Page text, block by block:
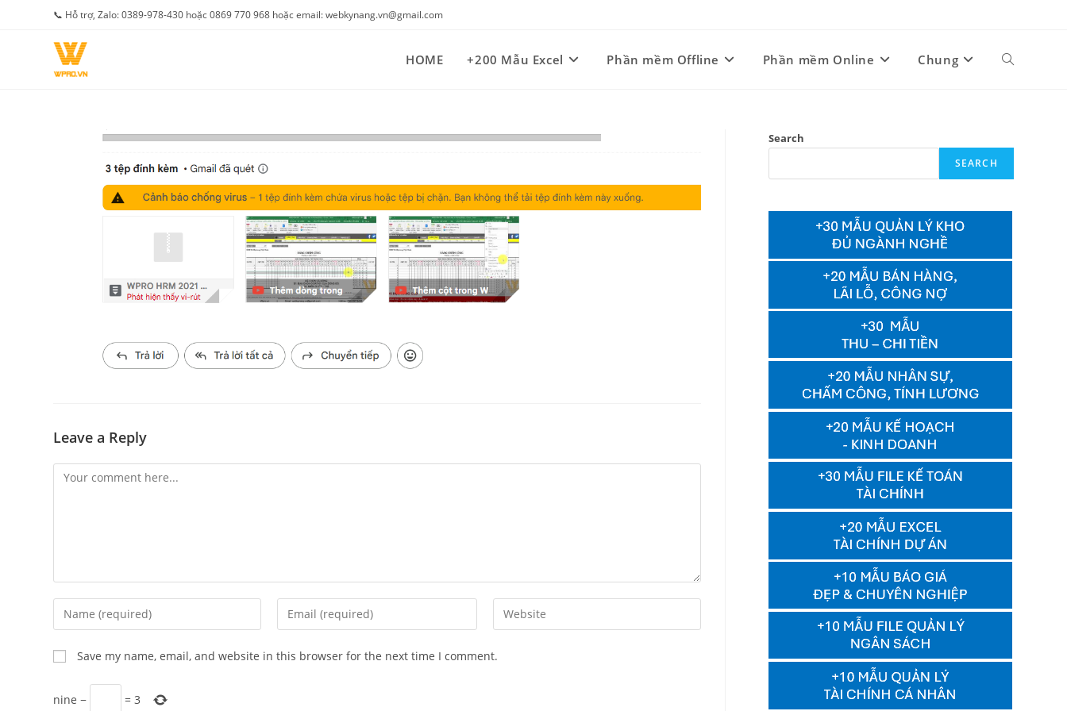
📞 Hỗ trợ, Zalo: 0389-978-430 hoặc 0869 770 968 hoặc email: webkynang.vn@gmail.com
HOME +200 Mẫu Excel Phần mềm Offline Phần mềm Online Chung Toggle
search
Leave a Reply
Comment
Enter
your
name
or
username
to
Enter
your
Enter
your
Save my name, email, and website in this browser for the next time I comment.
nine − =3
Search
SEARCH